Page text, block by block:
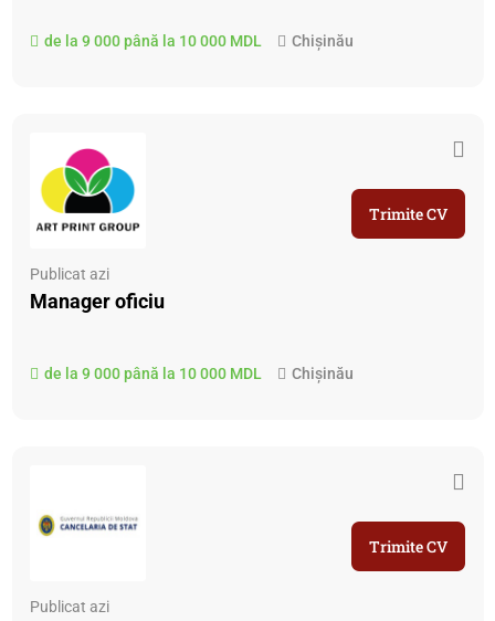
de la 9 000 până la 10 000 MDL Chișinău
Publicat azi
Manager oficiu
de la 9 000 până la 10 000 MDL Chișinău
Trimite CV
Publicat azi
Trimite CV